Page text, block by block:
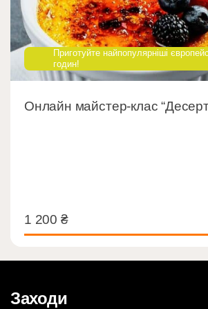
Приготуйте найпопулярніші
годин!
Онлайн майстер-клас
1 200 ₴
Заходи